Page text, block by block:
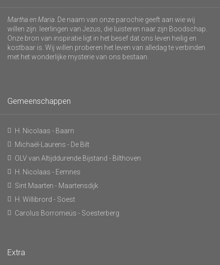
Martha en Maria . De naam van onze parochie geeft aan wie wij
willen zijn: leerlingen van Jezus, die luisteren naar zijn Boodschap.
Onze bron van inspiratie ligt in het besef dat ons leven heilig en
kostbaar is. Wij willen proberen het leven van alledag te verbinden
met het wonderlijke mysterie van ons bestaan.
Gemeenschappen
H. Nicolaas - Baarn
Michaël-Laurens - De Bilt
OLV van Altijddurende Bijstand - Bilthoven
H. Nicolaas - Eemnes
Sint Maarten - Maartensdijk
H. Willibrord - Soest
Carolus Borromeüs - Soesterberg
Extra